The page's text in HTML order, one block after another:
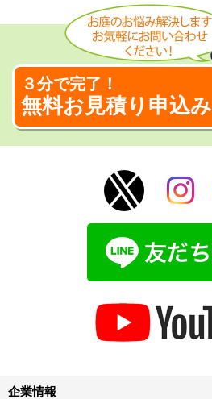
３分で完了！
無料お見積り申込み
企業情報